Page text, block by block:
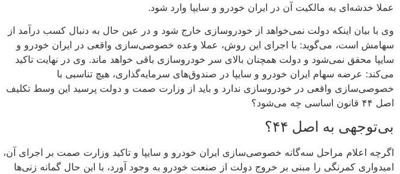
عملا خدشه‌ای به مالکیت آن در ایران خودرو و سایپا وارد شود.
وی با بیان اینکه دولت نمی‌خواهد از خودروسازی خارج شود و در عین حال به دنبال کسب درآمد از
سهامش است، می‌گوید: با اجرای این روش، عملا وعده خصوصی‌سازی واقعی در ایران خودرو و
سایپا محقق نمی‌شود و دولت همچنان بالای سر خودروسازی باقی خواهد ماند. وی در نهایت تاکید
می‌کند: عرضه سهام ایران خودرو و سایپا در صندوق‌های سرمایه‌گذاری، هیچ تناسبی با
خصوصی‌سازی واقعی در خودروسازی ندارد و باید از وزارت صمت و دولت پرسید این وسط تکلیف
اصل ۴۴ قانون اساسی چه می‌شود؟
بی‌توجهی به اصل ۴۴؟
اگرچه اعلام مراحل سه‌گانه خصوصی‌سازی ایران خودرو و سایپا و تاکید وزارت صمت بر اجرای آن،
امیدواری کمرنگی را مبنی بر خروج دولت از صنعت خودرو به وجود آورد، با این حال گمانه زنی‌ها